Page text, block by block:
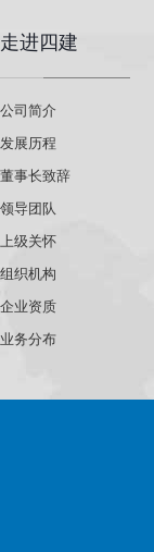
走进四建
公司简介
发展历程
董事长致辞
领导团队
上级关怀
组织机构
企业资质
业务分布